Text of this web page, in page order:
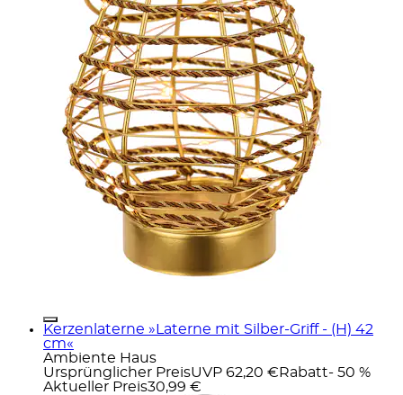
Kerzenlaterne »Laterne mit Silber-Griff - (H) 42
cm«
Ambiente Haus
Ursprünglicher PreisUVP 62,20 € Rabatt- 50 %
Aktueller Preis30,99 €